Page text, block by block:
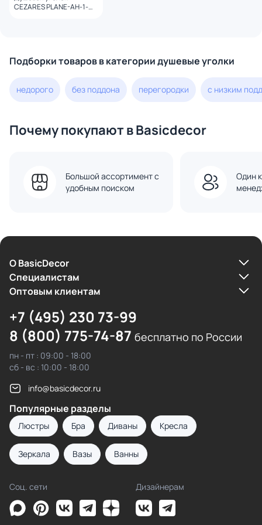
CEZARES PLANE-AH-1-
Подборки товаров в категории душевые уголки
недорого без поддона перегородки с низким
Почему покупают в Basicdecor
Большой ассортимент с
удобным поиском
Один
О BasicDecor
Cпециалистам
Оптовым клиентам
+7 (495) 230 73-99
8 (800) 775-74-87 бесплатно по России
пн - пт : 09:00 - 18:00
сб - вс : 10:00 - 18:00
info@basicdecor.ru
Популярные разделы
Люстры Бра Диваны Кресла
Зеркала Вазы Ванны
Соц. сети Дизайнерам